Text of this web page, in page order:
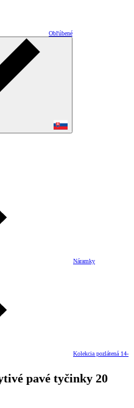
Obľúbené
Náramky
Kolekcia pozlátená 14-
pavé tyčinky 20